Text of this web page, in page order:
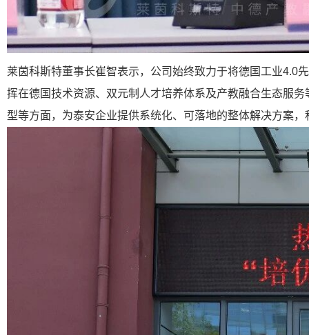
莱茵科斯特董事长崔智表示，公司始终致力于将德国工业4.0
挥在德国技术资源、双元制人才培养体系及产教融合生态服
型等方面，为泰安企业提供系统化、可落地的整体解决方案